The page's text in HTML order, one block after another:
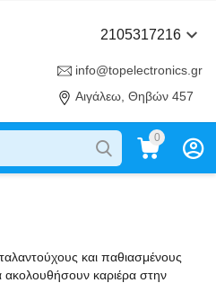
2105317216
info@topelectronics.gr
Αιγάλεω, Θηβών 457
0
και παθιασμένους
καριέρα στην